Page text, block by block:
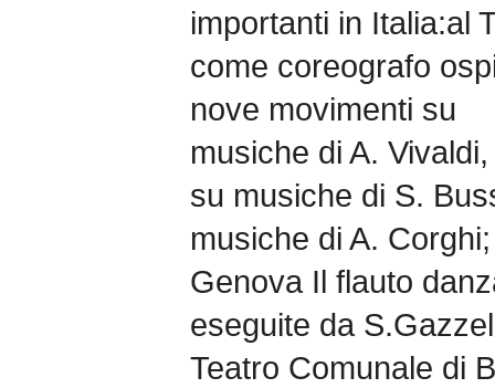
importanti in Italia:al
come coreografo
nove movimenti su
musiche di A.
su musiche di S.
musiche di A.
Genova Il flauto
eseguite da
Teatro Comunale di